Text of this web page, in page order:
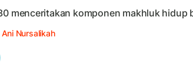
menceritakan komponen makhluk hidup
Ani Nursalikah